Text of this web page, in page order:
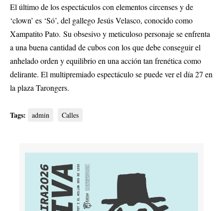
El último de los espectáculos con elementos circenses y de
‘clown’ es ‘Só’, del gallego Jesús Velasco, conocido como
Xampatito Pato. Su obsesivo y meticuloso personaje se enfrenta
a una buena cantidad de cubos con los que debe conseguir el
anhelado orden y equilibrio en una acción tan frenética como
delirante. El multipremiado espectáculo se puede ver el día 27 en
la plaza Tarongers.
Tags: admin Calles